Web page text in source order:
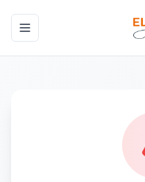
Toggle navigation menu